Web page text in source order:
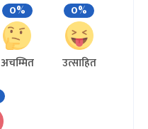
0%
अचम्मित
0%
उत्साहित